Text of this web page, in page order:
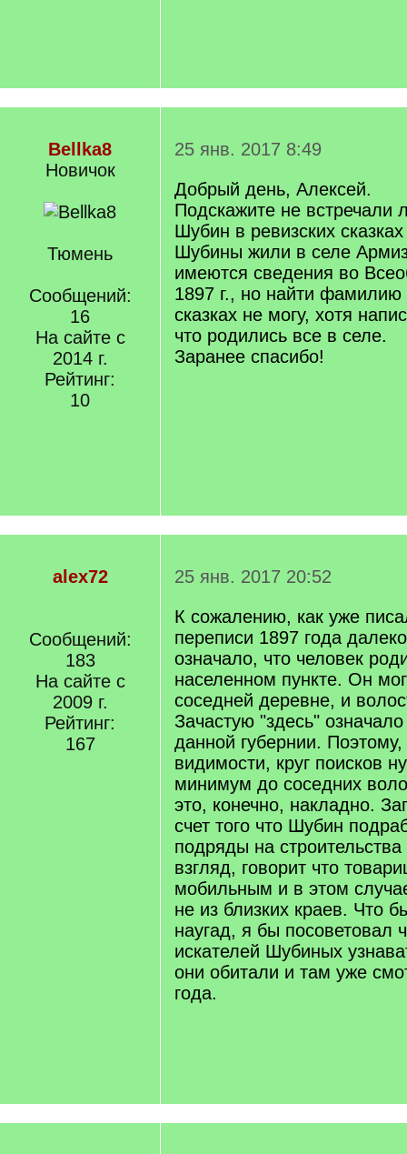
Bellka8
Новичок
Тюмень
Сообщений:
16
На сайте с
2014 г.
Рейтинг:
10
25 янв. 2017 8:49
Добрый день, Алексей.
Подскажите не
Шубин в ревизских
Шубины жили в селе
имеются сведения во
1897 г., но найти фамилию
сказках не могу, хотя
что родились все в селе.
Заранее спасибо!
alex72
Сообщений:
183
На сайте с
2009 г.
Рейтинг:
167
25 янв. 2017 20:52
К сожалению, как уже
переписи 1897 года
означало, что человек
населенном пункте. Он
соседней деревне, и
Зачастую "здесь"
данной губернии.
видимости, круг поисков
минимум до соседних
это, конечно, накладно.
счет того что Шубин
подряды на
взгляд, говорит что
мобильным и в этом
не из близких краев. Что
наугад, я бы посоветовал
искателей Шубиных
они обитали и там уже
года.